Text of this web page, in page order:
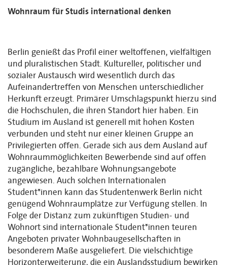
Wohnraum für Studis international denken
Berlin genießt das Profil einer weltoffenen, vielfältigen
und pluralistischen Stadt. Kultureller, politischer und
sozialer Austausch wird wesentlich durch das
Aufeinandertreffen von Menschen unterschiedlicher
Herkunft erzeugt. Primärer Umschlagspunkt hierzu sind
die Hochschulen, die ihren Standort hier haben. Ein
Studium im Ausland ist generell mit hohen Kosten
verbunden und steht nur einer kleinen Gruppe an
Privilegierten offen. Gerade sich aus dem Ausland auf
Wohnraummöglichkeiten Bewerbende sind auf offen
zugängliche, bezahlbare Wohnungsangebote
angewiesen. Auch solchen Internationalen
Student*innen kann das Studentenwerk Berlin nicht
genügend Wohnraumplätze zur Verfügung stellen. In
Folge der Distanz zum zukünftigen Studien- und
Wohnort sind internationale Student*innen teuren
Angeboten privater Wohnbaugesellschaften in
besonderem Maße ausgeliefert. Die vielschichtige
Horizonterweiterung, die ein Auslandsstudium bewirken